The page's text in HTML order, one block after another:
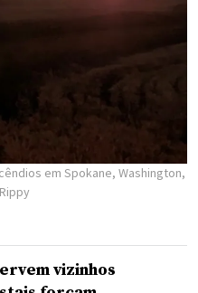
em Spokane, Washington,
vizinhos